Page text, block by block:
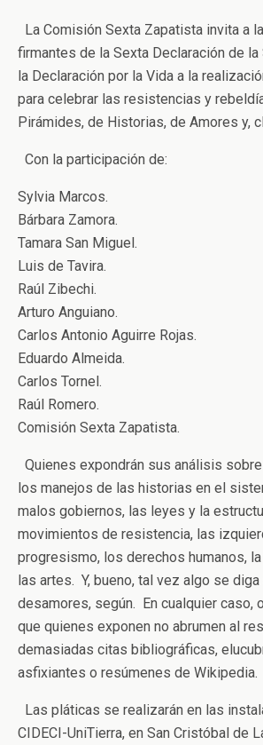
La Comisión Sexta Zapatista invita a
firmantes de la Sexta Declaración de la
la Declaración por la Vida a la
para celebrar las resistencias y
Pirámides, de Historias, de Amores y,
Con la participación de:
Sylvia Marcos.
Bárbara Zamora.
Tamara San Miguel.
Luis de Tavira.
Raúl Zibechi.
Arturo Anguiano.
Carlos Antonio Aguirre Rojas.
Eduardo Almeida.
Carlos Tornel.
Raúl Romero.
Comisión Sexta Zapatista.
Quienes expondrán sus análisis
los manejos de las historias en el
malos gobiernos, las leyes y la
movimientos de resistencia, las
progresismo, los derechos humanos,
las artes. Y, bueno, tal vez algo se
desamores, según. En cualquier caso,
que quienes exponen no abrumen al
demasiadas citas bibliográficas,
asfixiantes o resúmenes de Wikipedia.
Las pláticas se realizarán en las
CIDECI-UniTierra, en San Cristóbal de